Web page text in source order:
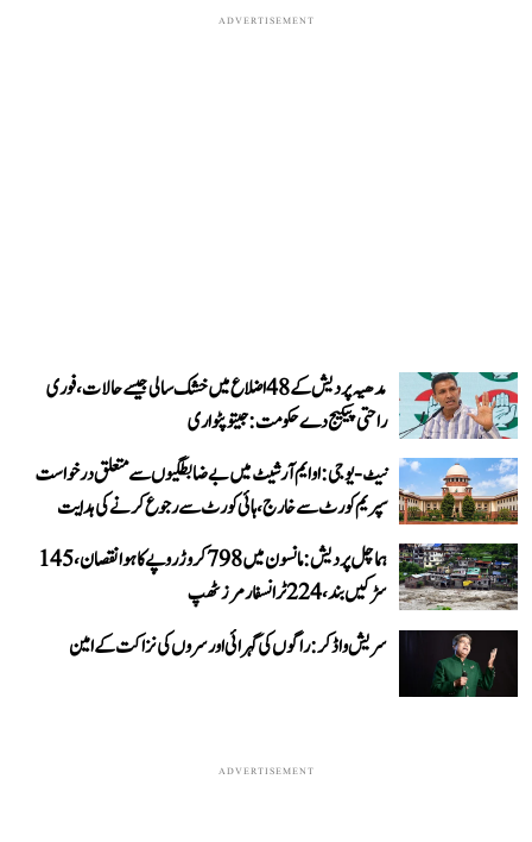
ADVERTISEMENT
مدھیہ پردیش کے 48 اضلاع میں خشک سالی جیسے حالات، فوری
راحتی پیکیج دے حکومت: جیتو پٹواری
نیٹ-یو جی: او ایم آر شیٹ میں بے ضابطگیوں سے متعلق درخواست
سپریم کورٹ سے خارج، ہائی کورٹ سے رجوع کرنے کی ہدایت
ہماچل پردیش: مانسون میں 798 کروڑ روپے کا ہوا نقصان، 145
سڑکیں بند، 224 ٹرانسفارمرز ٹھپ
سریش واڈکر: راگوں کی گہرائی اور سروں کی نزاکت کے امین
ADVERTISEMENT